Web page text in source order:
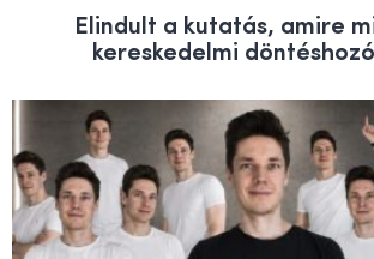
Elindult a kutatás, amire
kereskedelmi